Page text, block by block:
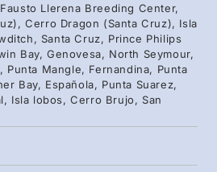
atobás às fragatas,
às iguanas-marinhas,
de cores vibrantes das
Llerena Breeding Center,
Cerro Dragon (Santa Cruz), Isla
Santa Cruz, Prince Philips
Bay, Genovesa, North Seymour,
Punta Mangle, Fernandina, Punta
Bay, Española, Punta Suarez,
Isla lobos, Cerro Brujo, San